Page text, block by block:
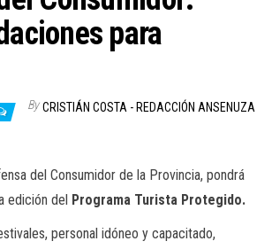
para
By CRISTIÁN COSTA - REDACCIÓN ANSENUZA
del Consumidor de la Provincia, pondrá
edición del Programa Turista Protegido.
personal idóneo y capacitado,